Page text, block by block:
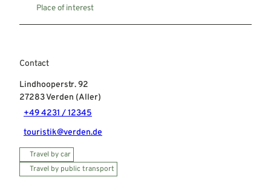
Place of interest
Contact
Lindhooperstr. 92
27283Verden (Aller)
+49 4231 / 12345
touristik@verden.de
Travel by car
Travel by public transport